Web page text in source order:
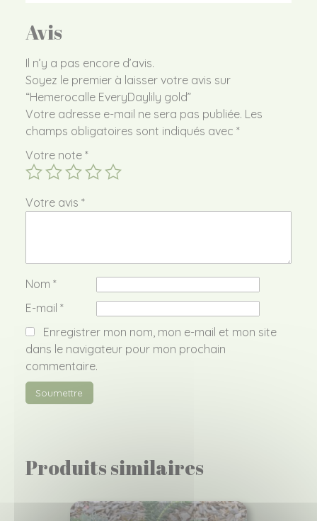
Avis
Il n’y a pas encore d’avis.
Soyez le premier à laisser votre avis sur
“Hemerocalle EveryDaylily gold”
Votre adresse e-mail ne sera pas publiée. Les
champs obligatoires sont indiqués avec *
Votre note *
Votre avis *
Nom *
E-mail *
Enregistrer mon nom, mon e-mail et mon site
dans le navigateur pour mon prochain
commentaire.
Produits similaires